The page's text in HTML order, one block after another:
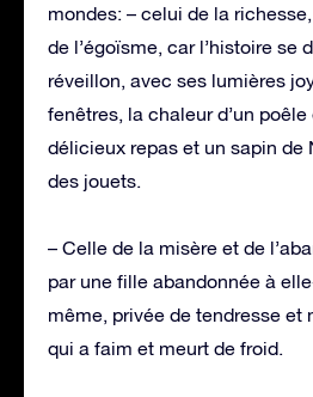
mondes: – celui de la
de l’égoïsme, car l’histoire se
réveillon, avec ses lumières
fenêtres, la chaleur d’un
délicieux repas et un sapin de
des jouets.
– Celle de la misère et de
par une fille abandonnée à
même, privée de tendresse et
qui a faim et meurt de froid.